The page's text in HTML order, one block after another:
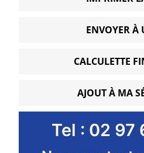
ENVOYER À
CALCULETTE
AJOUT À MA
Tel : 02 97